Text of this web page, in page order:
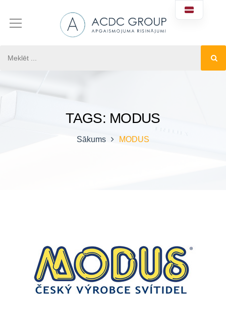
TAGS: MODUS
Sākums MODUS